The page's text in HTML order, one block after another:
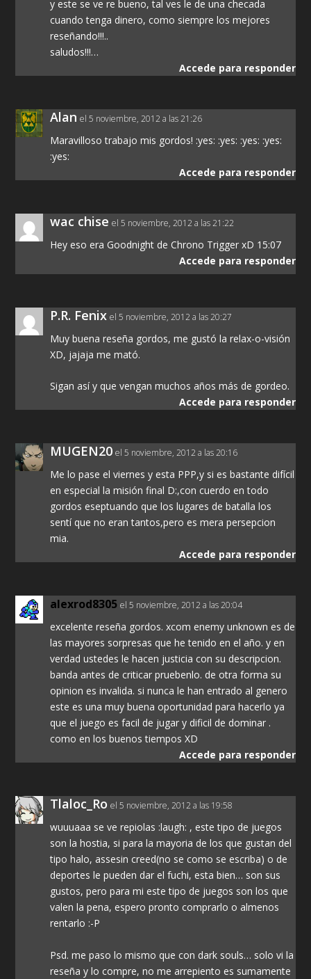
y este se ve re bueno, tal ves le de una checada
cuando tenga dinero, como siempre los mejores
reseñando!!!..
saludos!!!…
Accede para responder
Alan el 5 noviembre, 2012 a las 21:26
Maravilloso trabajo mis gordos! :yes: :yes: :yes: :yes:
:yes:
Accede para responder
wac chise el 5 noviembre, 2012 a las 21:22
Hey eso era Goodnight de Chrono Trigger xD 15:07
Accede para responder
P.R. Fenix el 5 noviembre, 2012 a las 20:27
Muy buena reseña gordos, me gustó la relax-o-visión
XD, jajaja me mató.
Sigan así y que vengan muchos años más de gordeo.
Accede para responder
MUGEN20 el 5 noviembre, 2012 a las 20:16
Me lo pase el viernes y esta PPP,y si es bastante difícil
en especial la misión final D:,con cuerdo en todo
gordos eseptuando que los lugares de batalla los
sentí que no eran tantos,pero es mera persepcion
mia.
Accede para responder
alexrod8305 el 5 noviembre, 2012 a las 20:04
excelente reseña gordos. xcom enemy unknown es de
las mayores sorpresas que he tenido en el año. y en
verdad ustedes le hacen justicia con su descripcion.
banda antes de criticar pruebenlo. de otra forma su
opinion es invalida. si nunca le han entrado al genero
este es una muy buena oportunidad para hacerlo ya
que el juego es facil de jugar y dificil de dominar .
como en los buenos tiempos XD
Accede para responder
Tlaloc_Ro el 5 noviembre, 2012 a las 19:58
wuuuaaa se ve repiolas :laugh: , este tipo de juegos
son la hostia, si para la mayoria de los que gustan del
tipo halo, assesin creed(no se como se escriba) o de
deportes le pueden dar el fuchi, esta bien… son sus
gustos, pero para mi este tipo de juegos son los que
valen la pena, espero pronto comprarlo o almenos
rentarlo :-P
Psd. me paso lo mismo que con dark souls… solo vi la
reseña y lo compre, no me arrepiento es sumamente